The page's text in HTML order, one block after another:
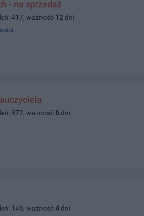
- na sprzedaż
417, ważność 12 dni
872, ważność 6 dni
148, ważność4 dni